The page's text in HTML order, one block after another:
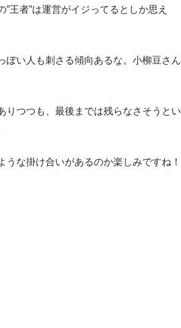
”王者”は運営がイジってるとしか思え
ぽい人も刺さる傾向あるな。小柳豆さん
りつつも、最後までは残らなさそうとい
うな掛け合いがあるのか楽しみですね！